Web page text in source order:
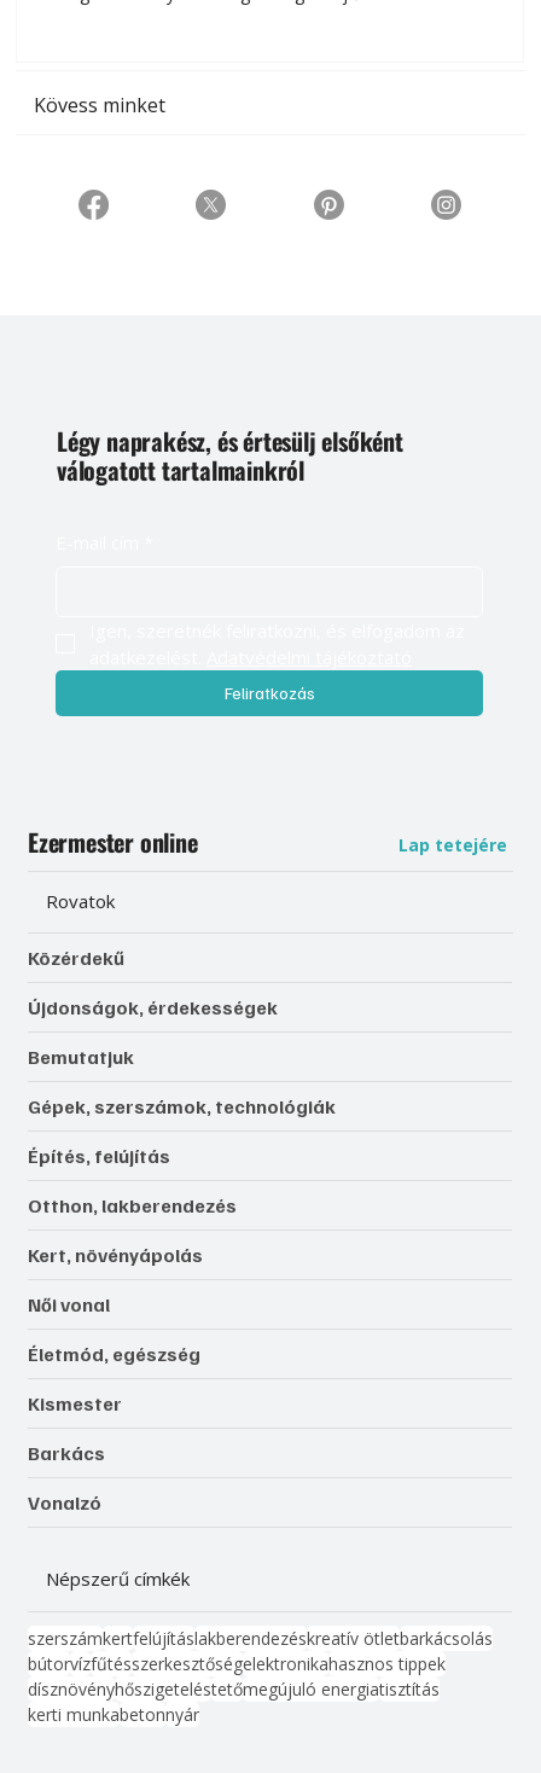
Kövess minket
Légy naprakész, és értesülj elsőként
válogatott tartalmainkról
Feliratkozás
Ezermester online Lap tetejére
Rovatok
Közérdekű
Újdonságok, érdekességek
Bemutatjuk
Gépek, szerszámok, technológiák
Építés, felújítás
Otthon, lakberendezés
Kert, növényápolás
Női vonal
Életmód, egészség
Kismester
Barkács
Vonalzó
Népszerű címkék
szerszámkertfelújításlakberendezéskreatív ötletbarkácsolás
bútorvízfűtésszerkesztőségelektronikahasznos tippek
dísznövényhőszigeteléstetőmegújuló energiatisztítás
kerti munkabetonnyár